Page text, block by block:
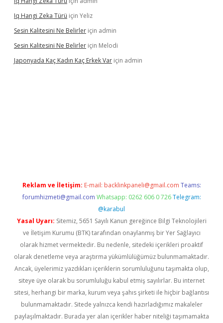
Iq Hangi Zeka Türü için Yeliz
Sesin Kalitesini Ne Belirler için admin
Sesin Kalitesini Ne Belirler için Melodi
Japonyada Kaç Kadın Kaç Erkek Var için admin
Reklam ve İletişim: E-mail: backlinkpaneli@gmail.com Teams:
forumhizmeti@gmail.com Whatsapp: 0262 606 0 726 Telegram:
@karabul
Yasal Uyarı: Sitemiz, 5651 Sayılı Kanun gereğince Bilgi Teknolojileri
ve İletişim Kurumu (BTK) tarafından onaylanmış bir Yer Sağlayıcı
olarak hizmet vermektedir. Bu nedenle, sitedeki içerikleri proaktif
olarak denetleme veya araştırma yükümlülüğümüz bulunmamaktadır.
Ancak, üyelerimiz yazdıkları içeriklerin sorumluluğunu taşımakta olup,
siteye üye olarak bu sorumluluğu kabul etmiş sayılırlar. Bu internet
sitesi, herhangi bir marka, kurum veya şahıs şirketi ile hiçbir bağlantısı
bulunmamaktadır. Sitede yalnızca kendi hazırladığımız makaleler
paylaşılmaktadır. Burada yer alan içerikler haber niteliği taşımamakta